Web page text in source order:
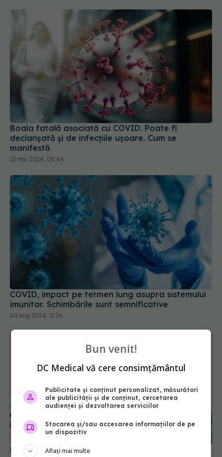
Boala fatală asociată cu COVID. Poate fi
declanșată și de infecțiile ușoare. Cum se
manifestă
13 mai 2024, 08:44
COVID, impact pe termen lung asupra sistemului
imunitar. Schimbările sunt semnificative
04 aug 2024, 11:26
FDA aprobă vaccinul Novavax COVID, dar doar
19 mai 2025, 09:48
Bun venit!
DC Medical vă cere consimțământul
Publicitate și conținut personalizat, măsurători
ale publicității și de conținut, cercetarea
audienței și dezvoltarea serviciilor
Stocarea și/sau accesarea informațiilor de pe
un dispozitiv
Aflați mai multe